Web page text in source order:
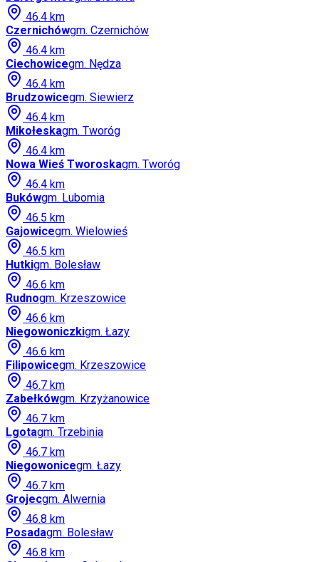
46.4 km
Czernichówgm. Czernichów
46.4 km
Ciechowicegm. Nędza
46.4 km
Brudzowicegm. Siewierz
46.4 km
Mikołeskagm. Tworóg
46.4 km
Nowa Wieś Tworoskagm. Tworóg
46.4 km
Bukówgm. Lubomia
46.5 km
Gajowicegm. Wielowieś
46.5 km
Hutkigm. Bolesław
46.6 km
Rudnogm. Krzeszowice
46.6 km
Niegowoniczkigm. Łazy
46.6 km
Filipowicegm. Krzeszowice
46.7 km
Zabełkówgm. Krzyżanowice
46.7 km
Lgotagm. Trzebinia
46.7 km
Niegowonicegm. Łazy
46.7 km
Grojecgm. Alwernia
46.8 km
Posadagm. Bolesław
46.8 km